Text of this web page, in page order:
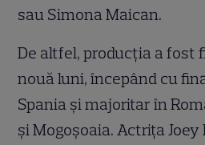
sau Simona Maican.
De altfel, producția a fost
nouă luni, începând cu
Spania și majoritar în
și Mogoșoaia. Actrița